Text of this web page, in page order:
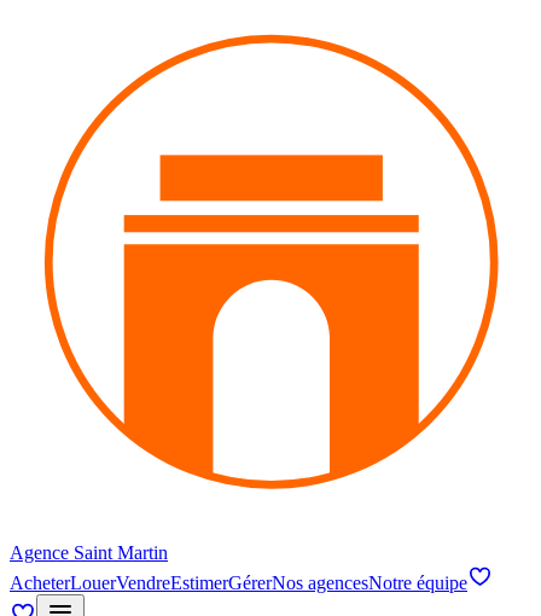
Agence Saint Martin
AcheterLouerVendreEstimerGérerNos agencesNotre équipe